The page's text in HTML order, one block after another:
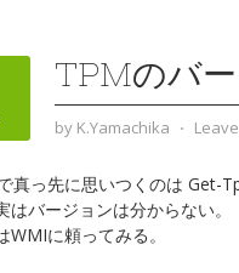
TPMのバ
by K.Yamachika ⋅
真っ先に思いつくのは Get-
はバージョンは分からない。
WMIに頼ってみる。